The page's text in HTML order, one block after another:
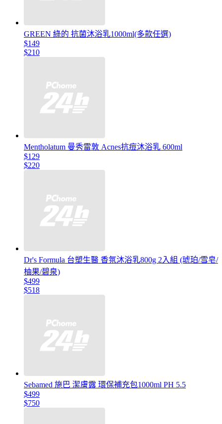
GREEN 綠的 抗菌沐浴乳1000ml(多款任選)
$149
$210
Mentholatum 曼秀雷敦 Acnes抗痘沐浴乳 600ml
$129
$220
Dr's Formula 台塑生醫 香氛沐浴乳800g 2入組 (琥珀/雪皂/
柚果/碧泉)
$499
$518
Sebamed 施巴 潔膚露 環保補充包1000ml PH 5.5
$499
$750